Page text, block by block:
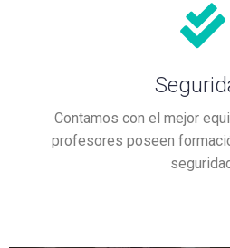
Contamos con el mejor
profesores poseen